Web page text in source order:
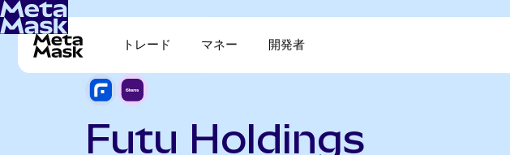
トレード マネー 開発者
Futu Holdings